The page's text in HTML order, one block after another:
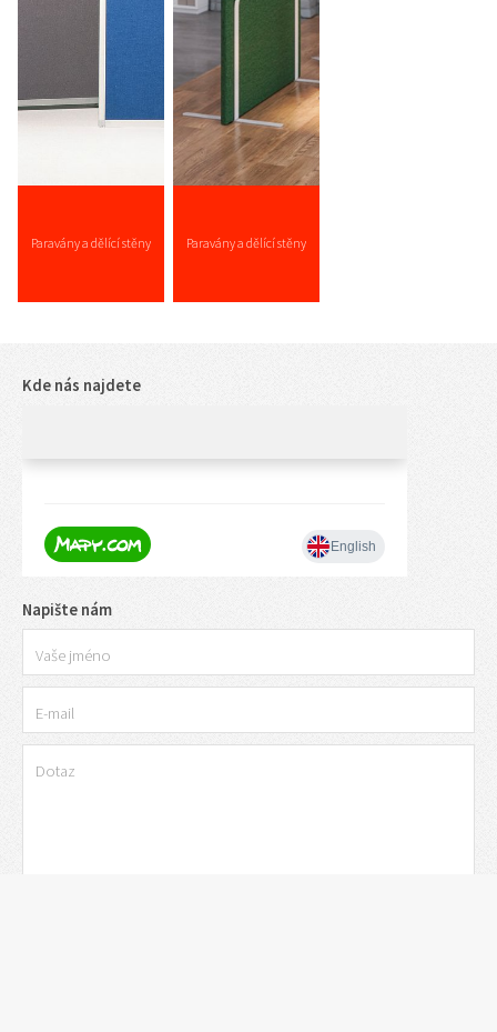
Paravány a dělící stěny Paravány a dělící stěny
Kde nás najdete
Napište nám